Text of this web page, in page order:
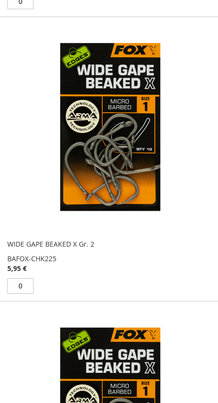
WIDE GAPE BEAKED X Gr. 2
BAFOX-CHK225
5,95 €